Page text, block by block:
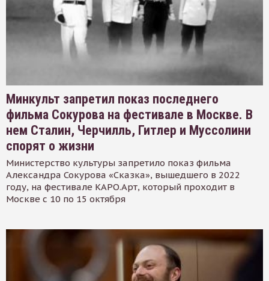
Минкульт запретил показ последнего
фильма Сокурова на фестивале в Москве. В
нем Сталин, Черчилль, Гитлер и Муссолини
спорят о жизни
Министерство культуры запретило показ фильма
Александра Сокурова «Сказка», вышедшего в 2022
году, на фестивале КАРО.Арт, который проходит в
Москве с 10 по 15 октября